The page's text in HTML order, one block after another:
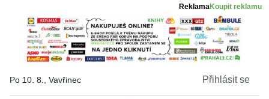
ReklamaKoupit reklamu
Po 10. 8., Vavřinec Přihlásit se